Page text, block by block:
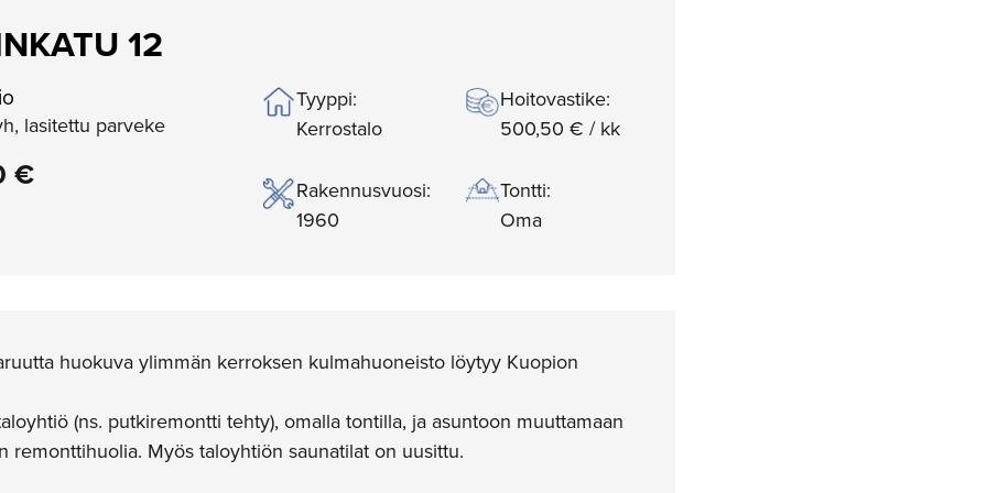
12
lasitettu parveke
€
Tyyppi:
Kerrostalo
Hoitovastike:
500,50 € / kk
Rakennusvuosi:
1960
Tontti:
Oma
huokuva ylimmän kerroksen kulmahuoneisto löytyy Kuopion
(ns. putkiremontti tehty), omalla tontilla, ja asuntoon muuttamaan
remonttihuolia. Myös taloyhtiön saunatilat on uusittu.